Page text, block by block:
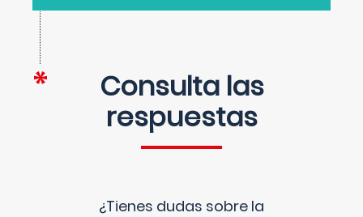
Consulta las
respuestas
¿Tienes dudas sobre la